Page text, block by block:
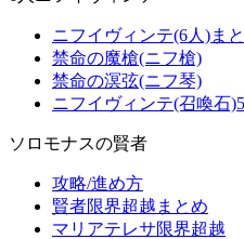
ニフイヴィンテ(6人)ま
禁命の魔槍(ニフ槍)
禁命の溟弦(ニフ琴)
ニフイヴィンテ(召喚石
ソロモナスの賢者
攻略/進め方
賢者限界超越まとめ
マリアテレサ限界超越